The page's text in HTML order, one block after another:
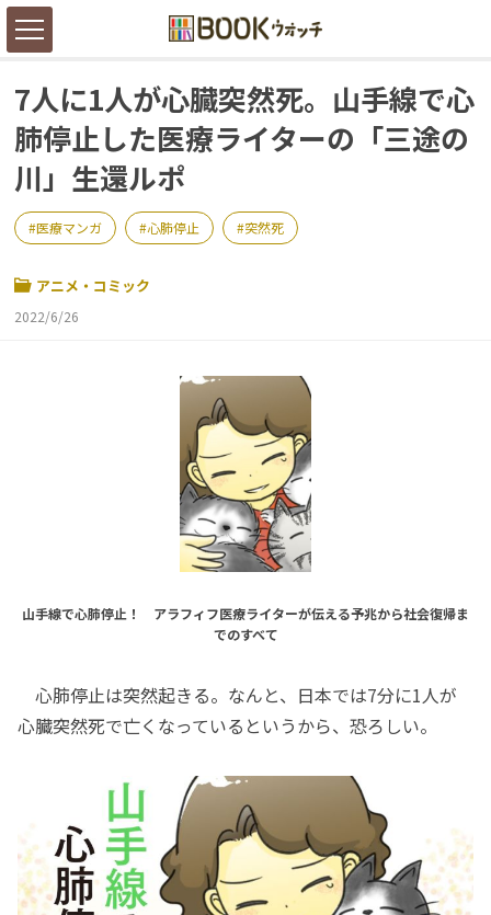
7人に1人が心臓突然死。山手線で心
肺停止した医療ライターの「三途の
川」生還ルポ
医療マンガ 心肺停止 突然死
アニメ・コミック
2022/6/26
山手線で心肺停止！ アラフィフ医療ライターが伝える予兆から社会復帰ま
でのすべて
心肺停止は突然起きる。なんと、日本では7分に1人が
心臓突然死で亡くなっているというから、恐ろしい。